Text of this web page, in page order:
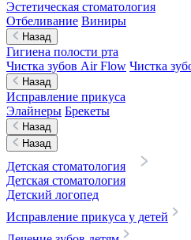
Эстетическая стоматология
Отбеливание Виниры
Назад
Гигиена полости рта
Чистка зубов Air Flow Чистка
Назад
Исправление прикуса
Элайнеры Брекеты
Назад
Назад
Детская стоматология
Детская стоматология
Детский логопед
Исправление прикуса у детей